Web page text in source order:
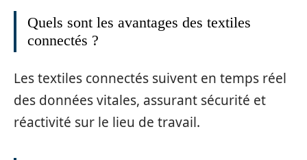
Quels sont les avantages des textiles
connectés ?
Les textiles connectés suivent en temps réel
des données vitales, assurant sécurité et
réactivité sur le lieu de travail.